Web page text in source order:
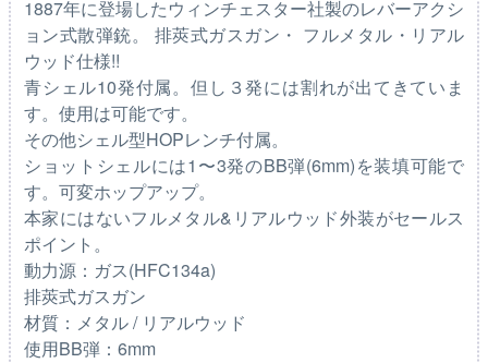
1887年に登場したウィンチェスター社製のレバーアクシ
ョン式散弾銃。 排莢式ガスガン・ フルメタル・リアル
ウッド仕様!!
青シェル10発付属。但し３発には割れが出てきていま
す。使用は可能です。
その他シェル型HOPレンチ付属。
ショットシェルには1〜3発のBB弾(6mm)を装填可能で
す。可変ホップアップ。
本家にはないフルメタル&リアルウッド外装がセールス
ポイント。
動力源：ガス(HFC134a)
排莢式ガスガン
材質：メタル / リアルウッド
使用BB弾：6mm